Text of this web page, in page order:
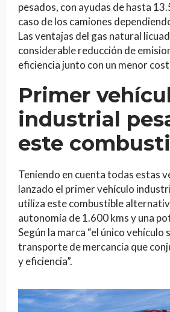
pesados, con ayudas de hasta
caso de los camiones
Las ventajas del gas natural
considerable reducción de
eficiencia junto con un menor
Primer
industrial
este
Teniendo en cuenta todas estas
lanzado el primer vehículo
utiliza este combustible
autonomía de 1.600 kms y una
Según la marca “el único vehículo
transporte de mercancía que
y eficiencia”.